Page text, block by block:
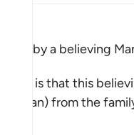
by a believing
view is that this
from the